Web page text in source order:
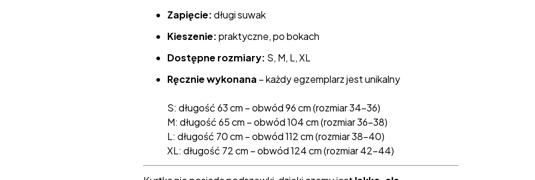
Zapięcie:długi suwak
Kieszenie:praktyczne, po bokach
Dostępne rozmiary: S, M, L, XL
Ręcznie wykonana – każdy egzemplarz jest unikalny
S: długość 63 cm – obwód 96 cm (rozmiar 34–36)
M: długość 65 cm – obwód 104 cm (rozmiar 36–38)
L: długość 70 cm – obwód 112 cm (rozmiar 38–40)
XL: długość 72 cm – obwód 124 cm (rozmiar 42–44)